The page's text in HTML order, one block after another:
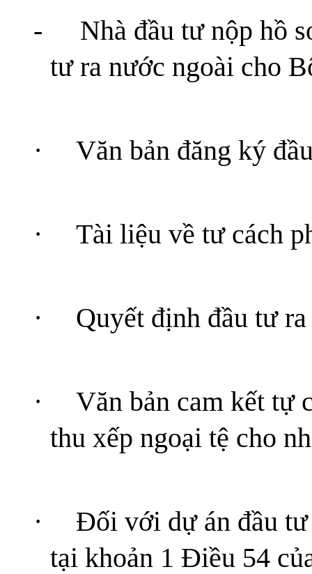
-
Nhà đầu tư nộp hồ
tư ra nước ngoài cho
· Văn bản đăng ký
· Tài liệu về tư cách
· Quyết định đầu tư
·
Văn bản cam kết tự
thu xếp ngoại tệ cho
·
Đối với dự án đầu tư
tại khoản 1 Điều 54